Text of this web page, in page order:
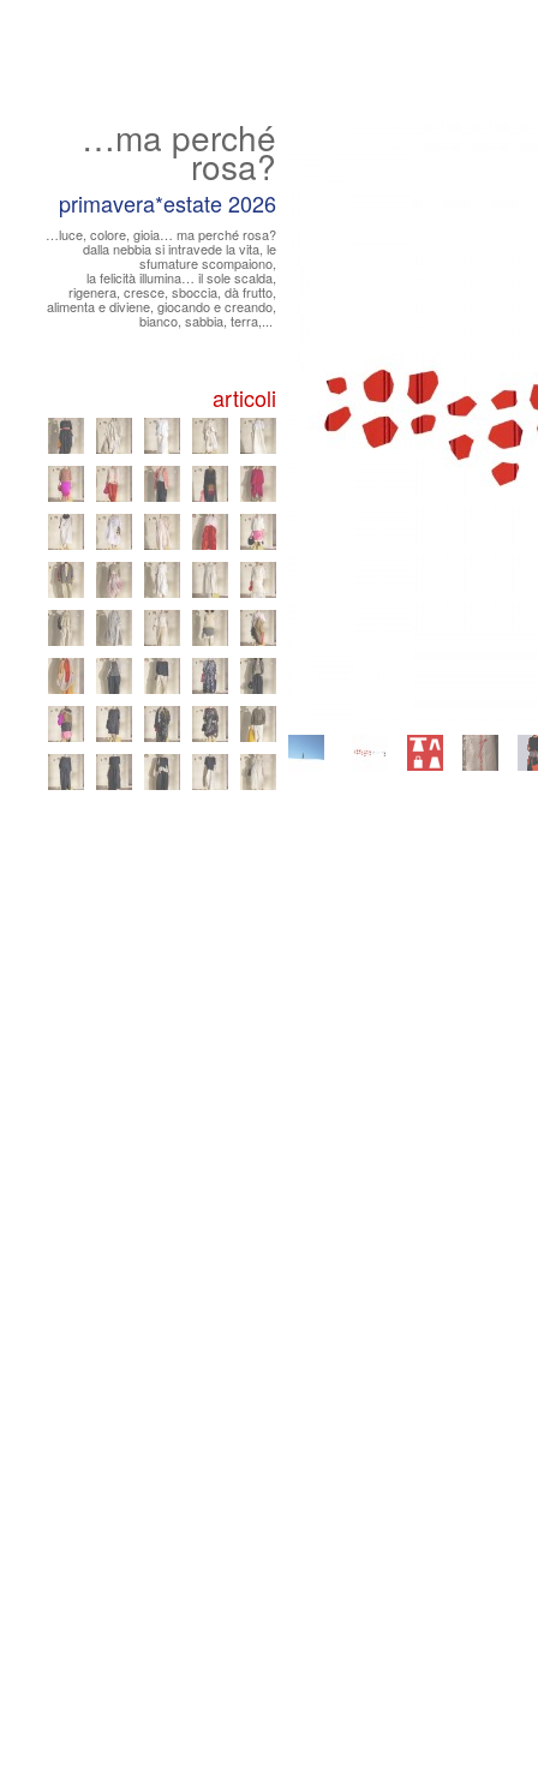
…ma perché
rosa?
primavera*estate 2026
…luce, colore, gioia… ma perché rosa?
dalla nebbia si intravede la vita, le
sfumature scompaiono,
la felicità illumina… il sole scalda,
rigenera, cresce, sboccia, dà frutto,
alimenta e diviene, giocando e creando,
bianco, sabbia, terra,...
articoli